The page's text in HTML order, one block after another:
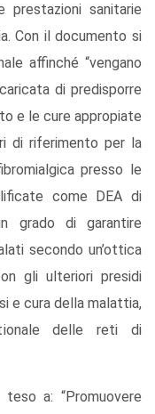
prestazioni sanitarie
Con il documento si
affinché “vengano
di predisporre
e le cure appropiate
di riferimento per la
presso le
come DEA di
grado di garantire
secondo un’ottica
gli ulteriori presidi
e cura della malattia,
delle reti di
a: “Promuovere